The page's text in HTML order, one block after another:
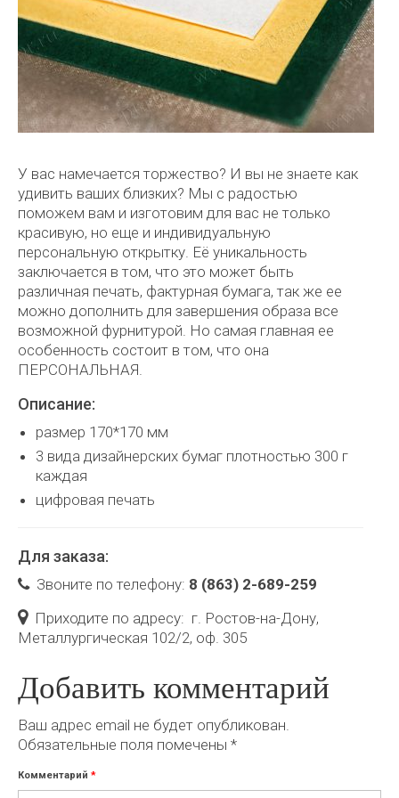
У вас намечается торжество? И вы не знаете как
удивить ваших близких? Мы с радостью
поможем вам и изготовим для вас не только
красивую, но еще и индивидуальную
персональную открытку. Её уникальность
заключается в том, что это может быть
различная печать, фактурная бумага, так же ее
можно дополнить для завершения образа все
возможной фурнитурой. Но самая главная ее
особенность состоит в том, что она
ПЕРСОНАЛЬНАЯ.
Описание:
размер 170*170 мм
3 вида дизайнерских бумаг плотностью 300 г
каждая
цифровая печать
Для заказа:
Звоните по телефону: 8 (863) 2-689-259
Приходите по адресу: г. Ростов-на-Дону,
Металлургическая 102/2, оф. 305
Добавить комментарий
Ваш адрес email не будет опубликован.
Обязательные поля помечены *
Комментарий *